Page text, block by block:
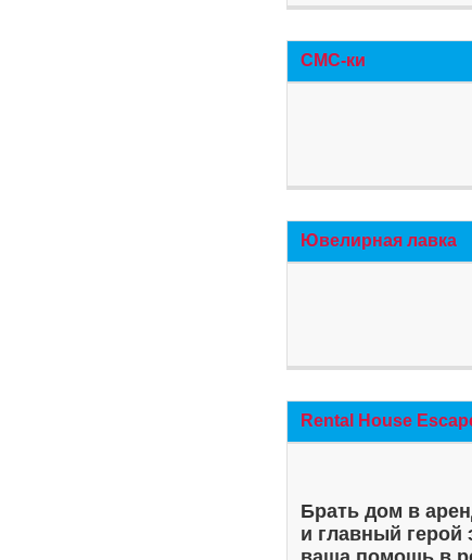
СМС-ки
Ювелирная лавка
Rental House
Брать дом в
и главный герой